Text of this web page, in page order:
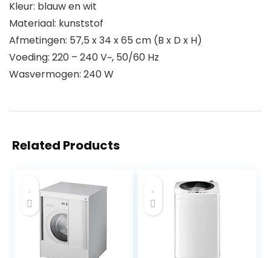
Kleur: blauw en wit
Materiaal: kunststof
Afmetingen: 57,5 x 34 x 65 cm (B x D x H)
Voeding: 220 – 240 V~, 50/60 Hz
Wasvermogen: 240 W
Related Products